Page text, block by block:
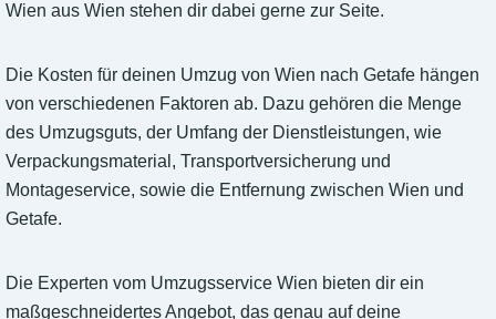
Wien aus Wien stehen dir dabei gerne zur Seite.
Die Kosten für deinen Umzug von Wien nach Getafe hängen
von verschiedenen Faktoren ab. Dazu gehören die Menge
des Umzugsguts, der Umfang der Dienstleistungen, wie
Verpackungsmaterial, Transportversicherung und
Montageservice, sowie die Entfernung zwischen Wien und
Getafe.
Die Experten vom Umzugsservice Wien bieten dir ein
maßgeschneidertes Angebot, das genau auf deine